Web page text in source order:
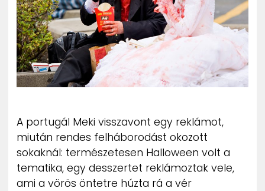
MÉDIAAJÁNLAT
IMPRESSZUM
PR-ARCHÍVUM
ADATKEZELÉSI TÁJÉKOZTATÓ
A portugál Meki visszavont egy reklámot,
miután rendes felháborodást okozott
sokaknál: természetesen Halloween volt a
tematika, egy desszertet reklámoztak vele,
ami a vörös öntetre húzta rá a vér